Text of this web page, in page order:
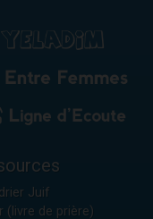
Juif
(livre de prière)